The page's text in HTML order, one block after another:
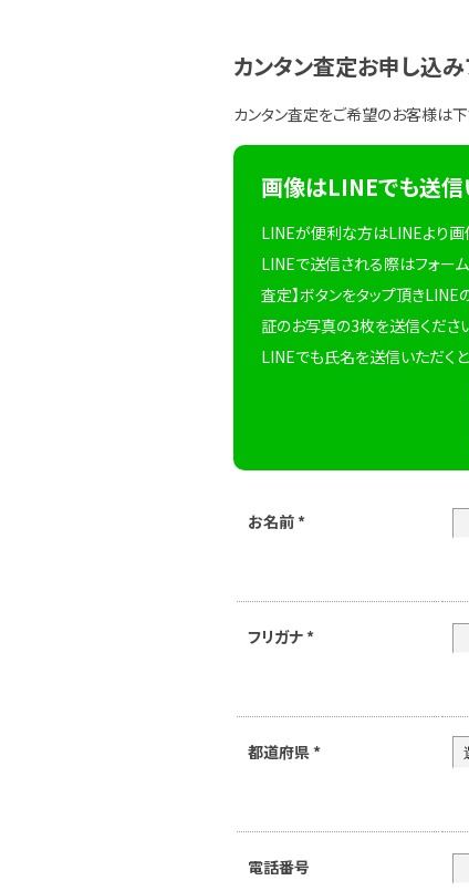
カンタン査定お申し込
カンタン査定をご希望のお客様は
画像はLINEでも送信
LINEが便利な方はLINEより画
LINEで送信される際はフォーム
査定】ボタンをタップ頂き
証のお写真の3枚を送信くださ
LINEでも氏名を送信いただくと
お名前 *
フリガナ *
都道府県 *
電話番号